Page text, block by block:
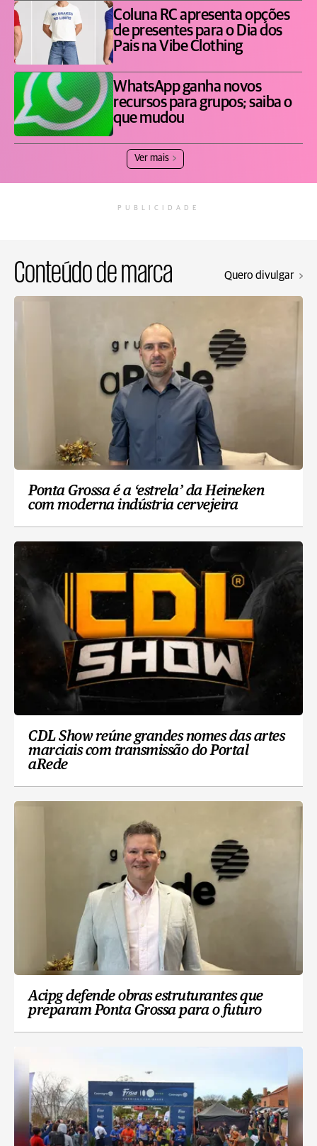
Coluna RC apresenta opções
de presentes para o Dia dos
Pais na Vibe Clothing
WhatsApp ganha novos
recursos para grupos; saiba o
que mudou
Ver mais
PUBLICIDADE
Conteúdo de marca Quero divulgar
Ponta Grossa é a ‘estrela’ da Heineken
com moderna indústria cervejeira
CDL Show reúne grandes nomes das artes
marciais com transmissão do Portal
aRede
Acipg defende obras estruturantes que
preparam Ponta Grossa para o futuro